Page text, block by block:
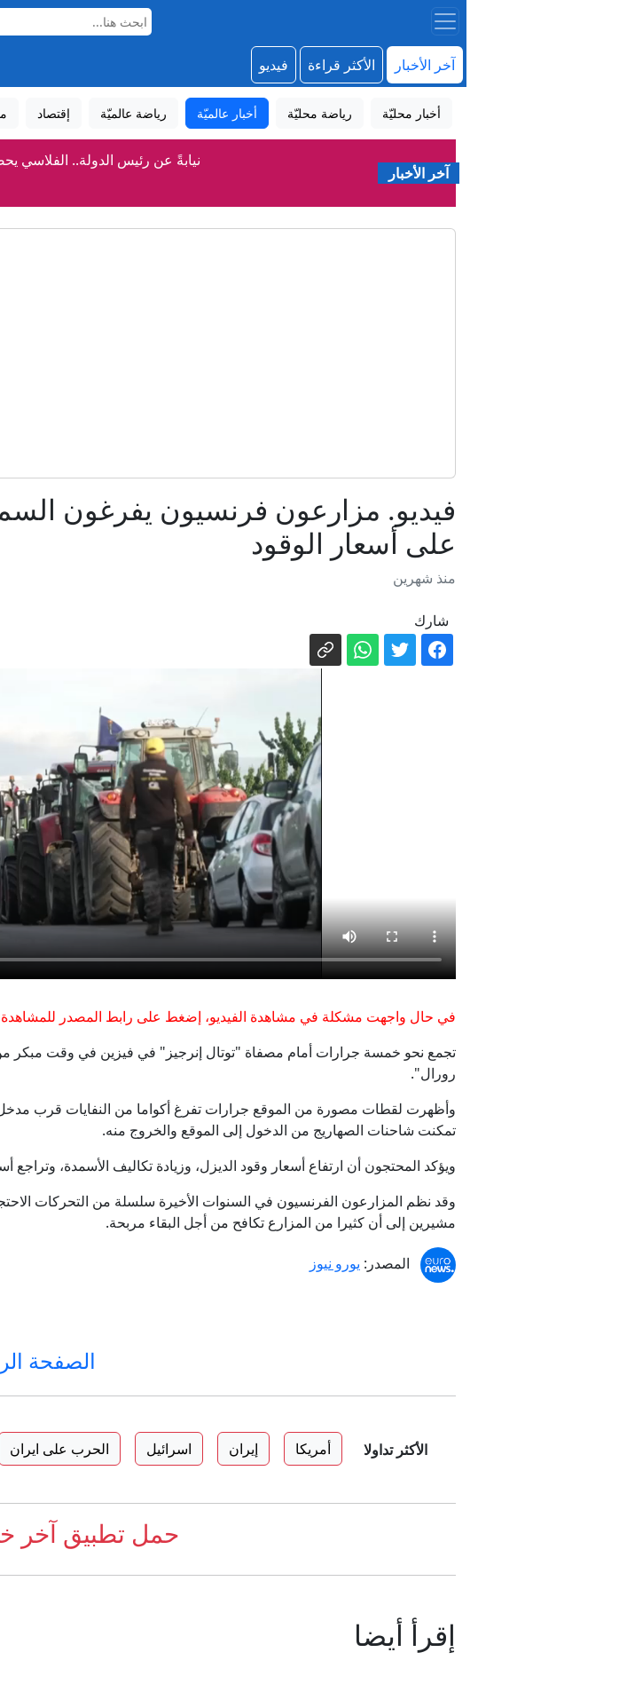
آخر الأخبار الأكثر قراءة فيديو
أخبار محليّة رياضة محليّة أخبار عالميّة رياضة عالميّة إقتصاد
آخر الأخبار
نيابةً عن رئيس الدولة.. الفلاسي
مانيسا أبومحمود بطلة
عصابة توهم شاباً بـ «عمل عن بُعد»..
100 معلم ومعلمة بمدارس خاصة يشاركون في «ملتقى المعلم الإماراتي» بدبي
منها دعم إنفانتينو.. إليك
«مدنية دبي» ترفض طلب دائن وقف
رعب في أوروبا..
هل يشكل تاكر
ذاكرة القصف وحسابات
15 سفينة بـ 275 مليار.. تعرّف على أسطول "دونالد ترمب" الحربي
غادي آيزنكوت: من هو
بتوجيهات حمدان بن محمد..
فيديو. مزارعون فرنسيون يفرغون
على أسعار الوقود
منذ شهرين
شارك
في حال واجهت مشكلة في مشاهدة الفيديو، إضغط على رابط المصدر
تجمع نحو خمسة جرارات أمام مصفاة "توتال إنرجيز" في فيزين في وقت مبكر من
رورال".
وأظهرت لقطات مصورة من الموقع جرارات تفرغ أكواما من النفايات قرب
تمكنت شاحنات الصهاريج من الدخول إلى الموقع والخروج منه.
ويؤكد المحتجون أن ارتفاع أسعار وقود الديزل، وزيادة تكاليف الأسمدة،
وقد نظم المزارعون الفرنسيون في السنوات الأخيرة سلسلة من التحركات
مشيرين إلى أن كثيرا من المزارع تكافح من أجل البقاء مربحة.
المصدر: يورو نيوز
الصفحة
الأكثر تداولا أمريكا إيران اسرائيل الحرب على ايران
حمل تطبيق آخر
إقرأ أيضا